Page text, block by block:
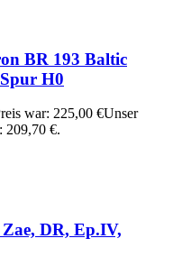
BR 193 Baltic
H0
war: 225,00 €Unser
209,70 €.
DR, Ep.IV,